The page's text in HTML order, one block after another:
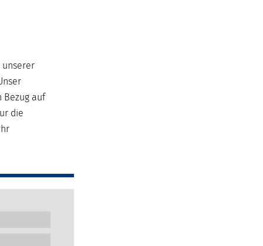
unserer
Bezug auf
die